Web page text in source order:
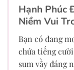
Hạnh Phúc
Niềm Vui
Bạn có đang
chứa tiếng
sum vầy đáng